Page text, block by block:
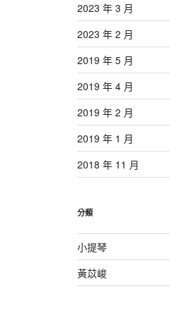
2023 年 3 月
2023 年 2 月
2019 年 5 月
2019 年 4 月
2019 年 2 月
2019 年 1 月
2018 年 11 月
分類
小提琴
黃苡峻